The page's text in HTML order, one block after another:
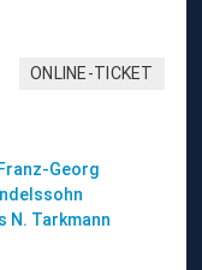
ONLINE-TICKET
Georg
N. Tarkmann